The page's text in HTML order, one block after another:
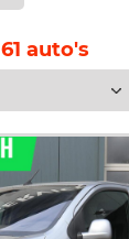
61 auto's